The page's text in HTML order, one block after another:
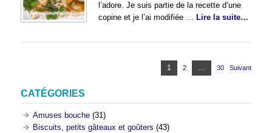
l’adore. Je suis partie de la recette d’une
copine et je l’ai modifiée … Lire la suite…
publications
Page
1 Page
2 … Page
30 Suivant
CATÉGORIES
Amuses bouche (31)
Biscuits, petits gâteaux et goûters (43)